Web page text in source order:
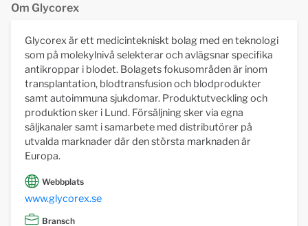
Om Glycorex
Glycorex är ett medicintekniskt bolag med en teknologi
som på molekylnivå selekterar och avlägsnar specifika
antikroppar i blodet. Bolagets fokusområden är inom
transplantation, blodtransfusion och blodprodukter
samt autoimmuna sjukdomar. Produktutveckling och
produktion sker i Lund. Försäljning sker via egna
säljkanaler samt i samarbete med distributörer på
utvalda marknader där den största marknaden är
Europa.
Webbplats
www.glycorex.se
Bransch